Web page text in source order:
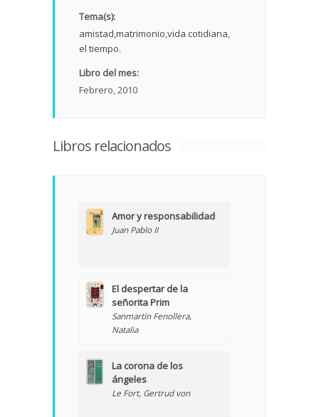
Tema(s):
amistad matrimonio vida cotidiana
el tiempo.
Libro del mes:
Febrero, 2010
Libros relacionados
Amor y responsabilidad
Juan Pablo II
El despertar de la
señorita Prim
Sanmartín Fenollera,
Natalia
La corona de los
ángeles
Le Fort, Gertrud von